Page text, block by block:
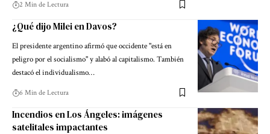
2 Min de Lectura
¿Qué dijo Milei en Davos?
El presidente argentino afirmó que occidente "está en
peligro por el socialismo" y alabó al capitalismo. También
destacó el individualismo…
6 Min de Lectura
Incendios en Los Ángeles: imágenes
satelitales impactantes